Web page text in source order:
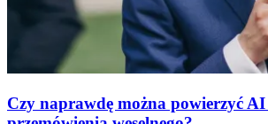
Czy naprawdę można powierzyć